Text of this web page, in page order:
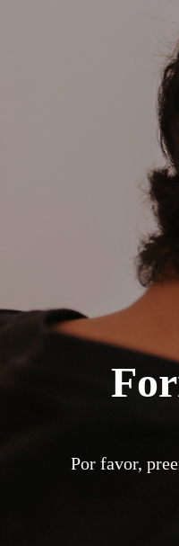
Por favor,